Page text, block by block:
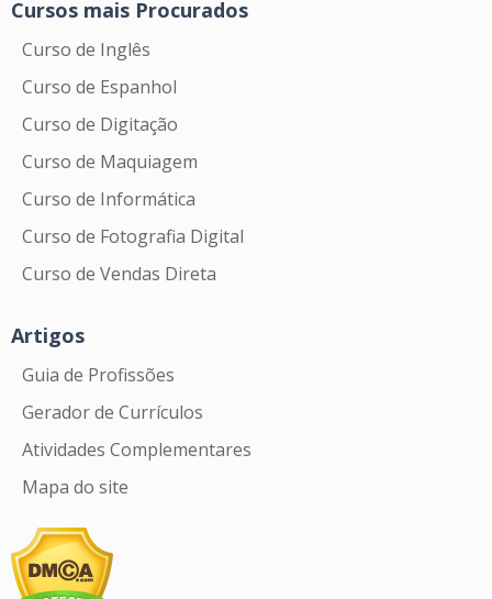
Cursos mais Procurados
Curso de Inglês
Curso de Espanhol
Curso de Digitação
Curso de Maquiagem
Curso de Informática
Curso de Fotografia Digital
Curso de Vendas Direta
Artigos
Guia de Profissões
Gerador de Currículos
Atividades Complementares
Mapa do site